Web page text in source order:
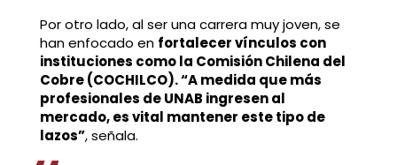
Por otro lado, al ser una carrera muy joven, se
han enfocado en fortalecer vínculos con
instituciones como la Comisión Chilena del
Cobre (COCHILCO). “A medida que más
profesionales de UNAB ingresen al
mercado, es vital mantener este tipo de
lazos”, señala.